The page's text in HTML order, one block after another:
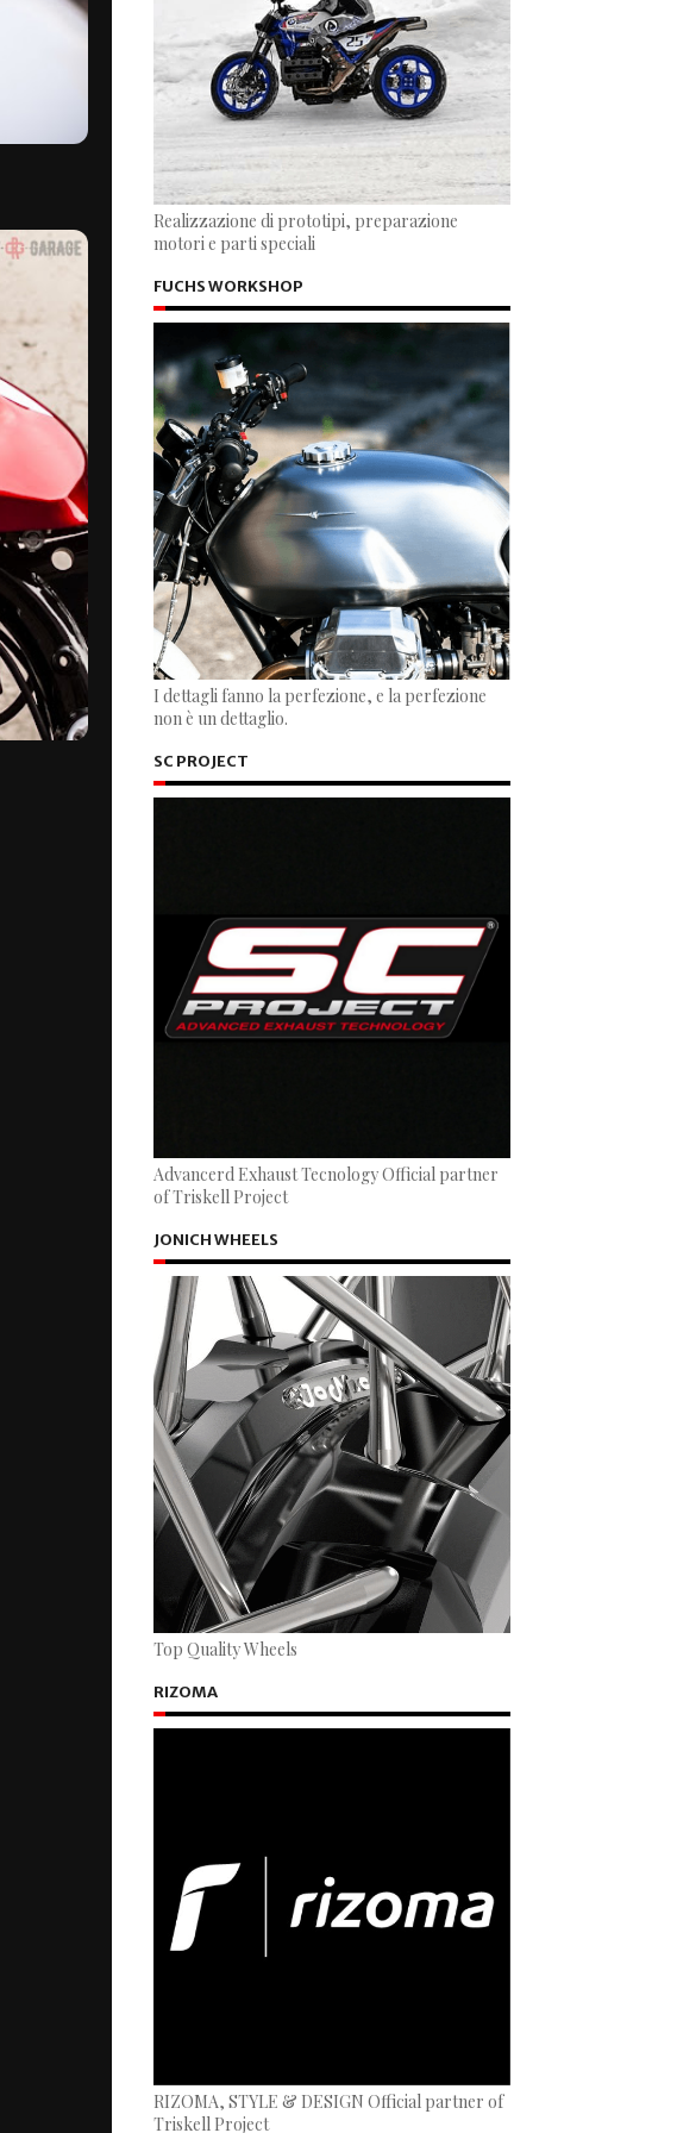
Realizzazione di prototipi, preparazione
motori e parti speciali
FUCHS WORKSHOP
I dettagli fanno la perfezione, e la perfezione
non è un dettaglio.
SC PROJECT
Advancerd Exhaust Tecnology Official partner
of Triskell Project
JONICH WHEELS
Top Quality Wheels
RIZOMA
RIZOMA, STYLE & DESIGN Official partner of
Triskell Project